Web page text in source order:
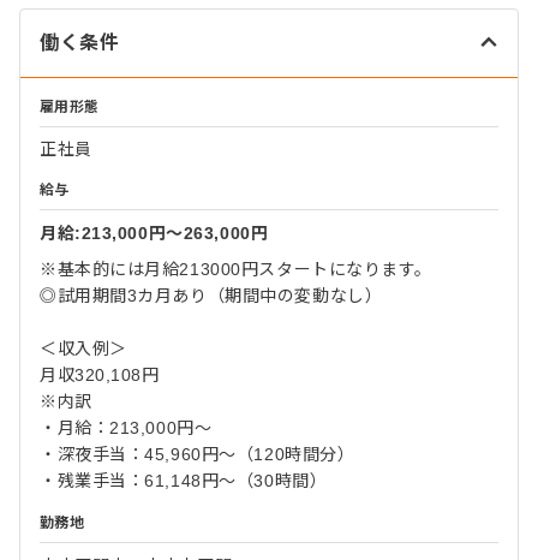
働く条件
雇用形態
正社員
給与
月給:213,000円〜263,000円
※基本的には月給213000円スタートになります。
◎試用期間3カ月あり（期間中の変動なし）
＜収入例＞
月収320,108円
※内訳
・月給：213,000円～
・深夜手当：45,960円～（120時間分）
・残業手当：61,148円～（30時間）
勤務地